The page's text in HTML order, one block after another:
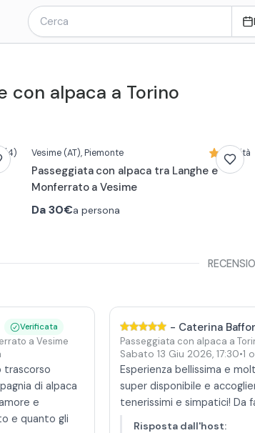
con alpaca a Torino
(4) Vesime (AT), Piemonte Novità
Passeggiata con alpaca tra Langhe e
Monferrato a Vesime
Da30€a persona
Verificata
a Vesime
trascorso
di alpaca
e
e quanto gli
- Caterina
Passeggiata con alpaca a
Sabato 13 Giu 2026, 17:30•1
Esperienza bellissima e
super disponibile e
tenerissimi e simpatici! Da
Risposta dall'host: